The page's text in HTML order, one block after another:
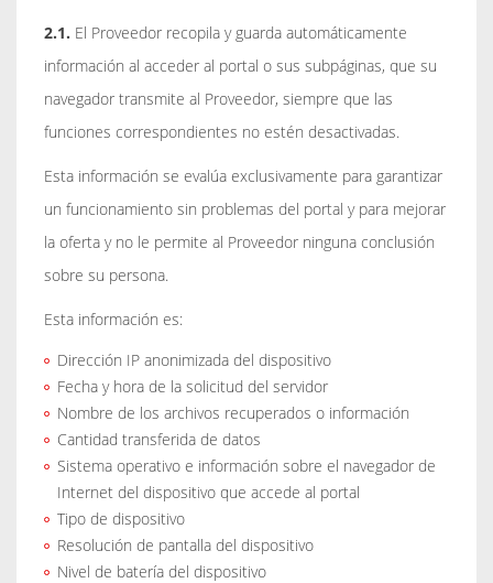
2.1. El Proveedor recopila y guarda automáticamente
información al acceder al portal o sus subpáginas, que su
navegador transmite al Proveedor, siempre que las
funciones correspondientes no estén desactivadas.
Esta información se evalúa exclusivamente para garantizar
un funcionamiento sin problemas del portal y para mejorar
la oferta y no le permite al Proveedor ninguna conclusión
sobre su persona.
Esta información es:
Dirección IP anonimizada del dispositivo
Fecha y hora de la solicitud del servidor
Nombre de los archivos recuperados o información
Cantidad transferida de datos
Sistema operativo e información sobre el navegador de
Internet del dispositivo que accede al portal
Tipo de dispositivo
Resolución de pantalla del dispositivo
Nivel de batería del dispositivo